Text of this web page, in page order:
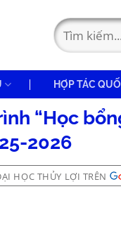
HỢP TÁC
“Học
2026
HỌC THỦY LỢI TRÊN